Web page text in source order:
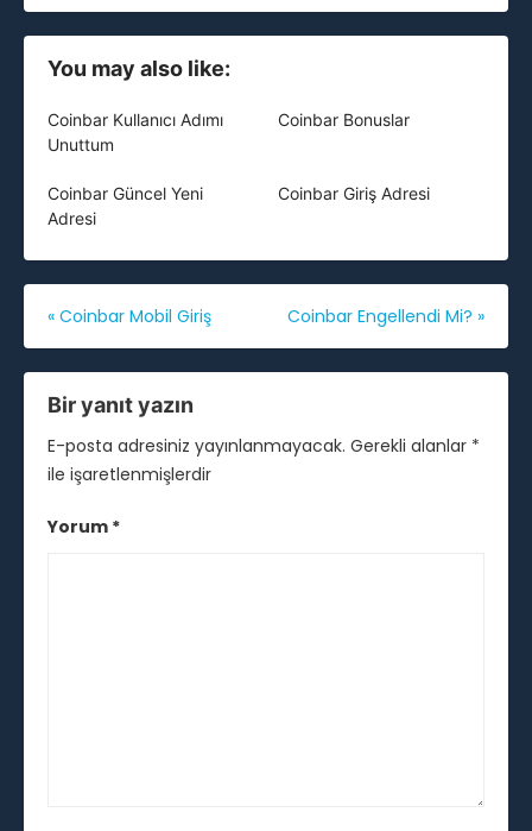
You may also like:
Coinbar Kullanıcı Adımı
Unuttum
Coinbar Bonuslar
Coinbar Güncel Yeni
Adresi
Coinbar Giriş Adresi
Yazı
gezinmesi
« Coinbar Mobil Giriş Coinbar Engellendi Mi? »
Bir yanıt yazın
E-posta adresiniz yayınlanmayacak. Gerekli alanlar *
ile işaretlenmişlerdir
Yorum *